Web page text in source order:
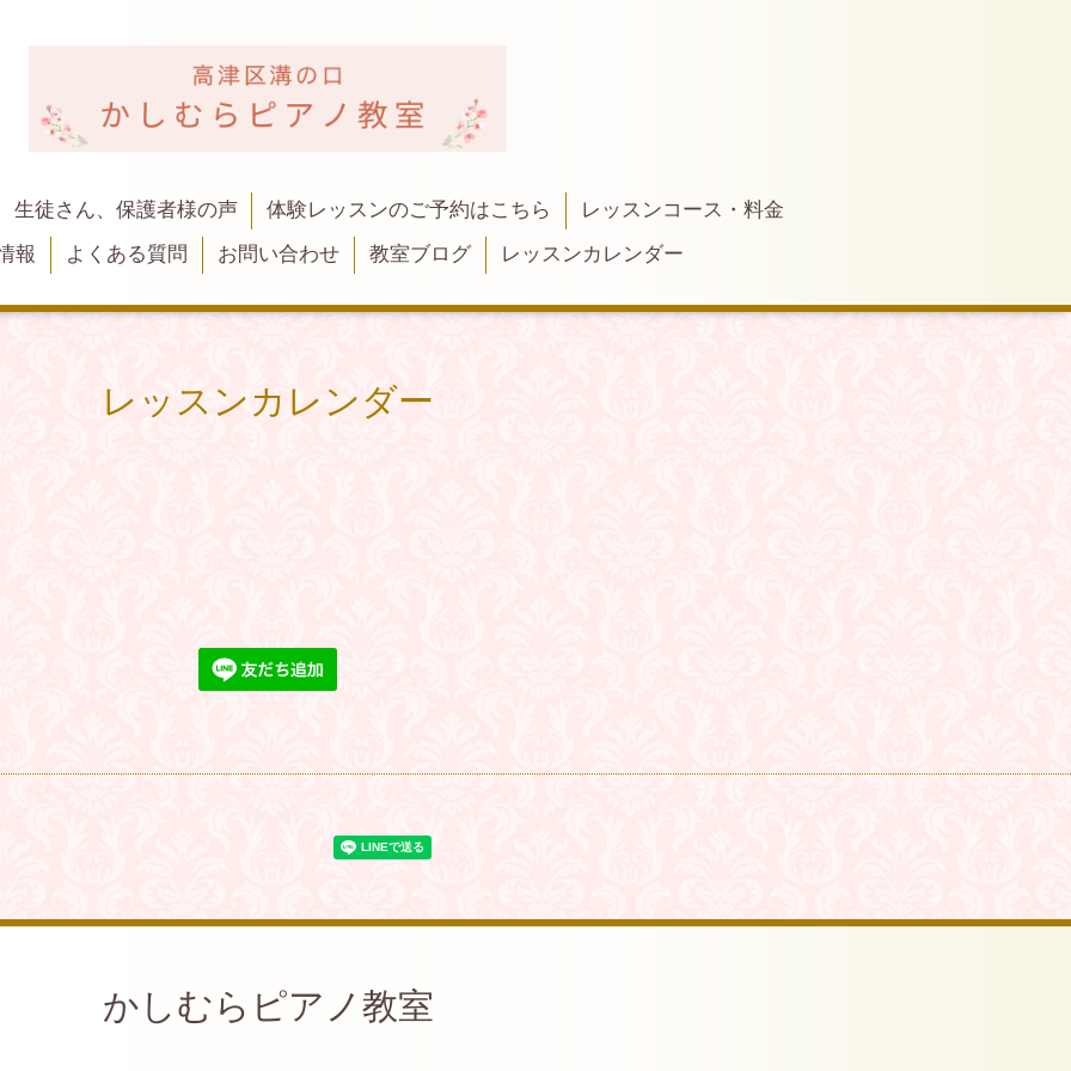
生徒さん、保護者様の声 体験レッスンのご予約はこちら
レッスンコース・料金
報
よくある質問 お問い合わせ 教室ブログ レッスンカレンダー
レッスンカレンダー
かしむらピアノ教室